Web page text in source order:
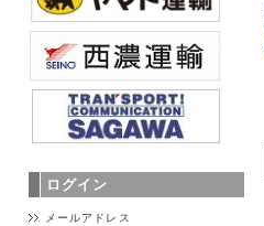
ログイン
メールアドレス